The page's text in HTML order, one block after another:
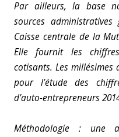
Par ailleurs, la base
sources
Caisse centrale de la
Elle fournit les
cotisants. Les millésimes
pour l’étude des
d’auto-entrepreneurs
Méthodologie : une